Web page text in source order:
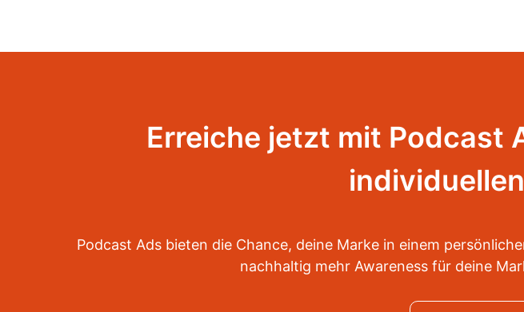
Erreiche jetzt mit Podcast
Podcast Ads bieten die Chance, deine Marke in einem
nachhaltig mehr Awareness für deine